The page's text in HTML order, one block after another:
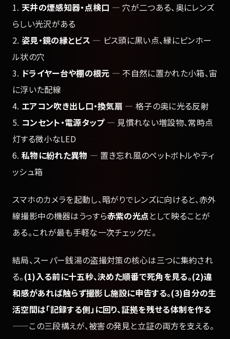
1. 天井の煙感知器・点検口 — 穴が二つある、奥にレンズ
らしい光沢がある
2. 姿見・鏡の縁とビス — ビス頭に黒い点、縁にピンホー
ル状の穴
3. ドライヤー台や棚の根元 — 不自然に置かれた小箱、宙
に浮いた配線
4. エアコン吹き出し口・換気扇 — 格子の奥に光る反射
5. コンセント・電源タップ— 見慣れない増設物、常時点
灯する微小なLED
6. 私物に紛れた異物 — 置き忘れ風のペットボトルやティ
ッシュ箱
スマホのカメラを起動し、暗がりでレンズに向けると、赤外
線撮影中の機器はうっすら赤紫の光点として映ることが
ある。これが最も手軽な一次チェックだ。
結局、スーパー銭湯の盗撮対策の核心は三つに集約され
る。(1)入る前に十五秒、決めた順番で死角を見る。(2)違
和感があれば触らず撮影し施設に申告する。(3)自分の生
活空間は「記録する側」に回り、証拠を残せる体制を作る
——この三段構えが、被害の発見と立証の両方を支える。